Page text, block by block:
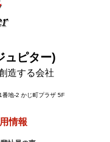
ュピター)
造する会社
地-2 かじ町プラザ 5F
情報